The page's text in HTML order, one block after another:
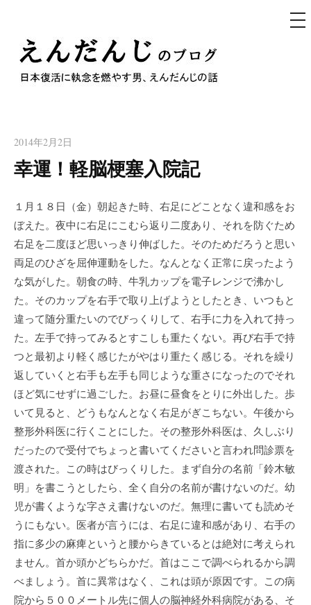
ン
テ
キ
プ
メ
ニ
2014年2月2日
幸運！軽脳梗塞入院記
１月１８日（金）朝起きた時、右足にどことなく違和感をお
ぼえた。夜中に右足にこむら返り二度あり、それを防ぐため
右足を二度ほど思いっきり伸ばした。そのためだろうと思い
両足のひざを屈伸運動をした。なんとなく正常に戻ったよう
な気がした。朝食の時、牛乳カップを電子レンジで沸かし
た。そのカップを右手で取り上げようとしたとき、いつもと
違って随分重たいのでびっくりして、右手に力を入れて持っ
た。左手で持ってみるとすこしも重たくない。再び右手で持
つと最初より軽く感じたがやはり重たく感じる。それを繰り
返していくと右手も左手も同じような重さになったのでそれ
ほど気にせずに過ごした。お昼に昼食をとりに外出した。歩
いて見ると、どうもなんとなく右足がぎこちない。午後から
整形外科医に行くことにした。その整形外科医は、久しぶり
だったので受付でちょっと書いてくださいと言われ問診票を
渡された。この時はびっくりした。まず自分の名前「鈴木敏
明」を書こうとしたら、全く自分の名前が書けないのだ。幼
児が書くような字さえ書けないのだ。無理に書いても読めそ
うにもない。医者が言うには、右足に違和感があり、右手の
指に多少の麻痺というと腰からきているとは絶対に考えられ
ません。首か頭かどちらかだ。首はここで調べられるから調
べましょう。首に異常はなく、これは頭が原因です。この病
院から５００メートル先に個人の脳神経外科病院がある、そ